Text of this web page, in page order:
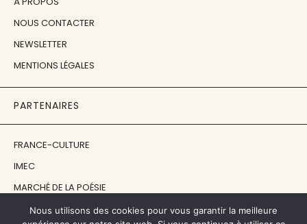
NOUS CONTACTER
NEWSLETTER
MENTIONS LÉGALES
PARTENAIRES
FRANCE-CULTURE
IMEC
MARCHÉ DE LA POÉSIE
ÉCOLE ESTIENNE
Nous utilisons des cookies pour vous garantir la meilleure